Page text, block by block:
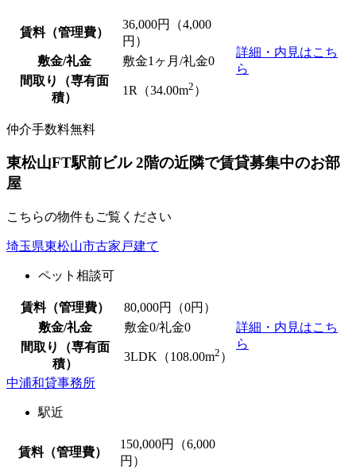
賃料（管理費）
36,000円（4,000
円）
詳細・内見はこち
ら
敷金/礼金 敷金1ヶ月/礼金0
間取り（専有面
積）
1R（34.00m2 ）
仲介手数料無料
東松山FT駅前ビル 2階の近隣で賃貸募集中のお部
屋
こちらの物件もご覧ください
埼玉県東松山市古家戸建て
ペット相談可
賃料（管理費） 80,000円（0円）
詳細・内見はこち
ら
敷金/礼金 敷金0/礼金0
間取り（専有面
積）
3LDK（108.00m2 ）
中浦和貸事務所
駅近
賃料（管理費）
150,000円（6,000
円）